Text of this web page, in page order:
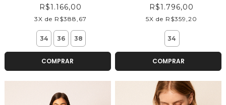
R$1.166,00
3X de R$388,67
34 36 38
COMPRAR
R$1.796,00
5X de R$359,20
34
COMPRAR